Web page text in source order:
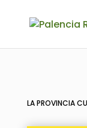
LA PROVINCIA